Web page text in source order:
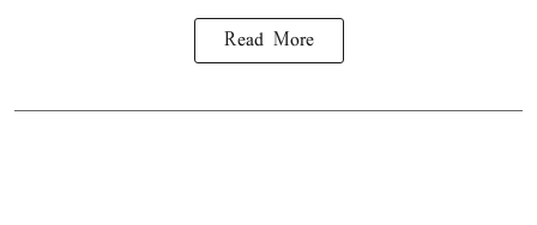
Read More